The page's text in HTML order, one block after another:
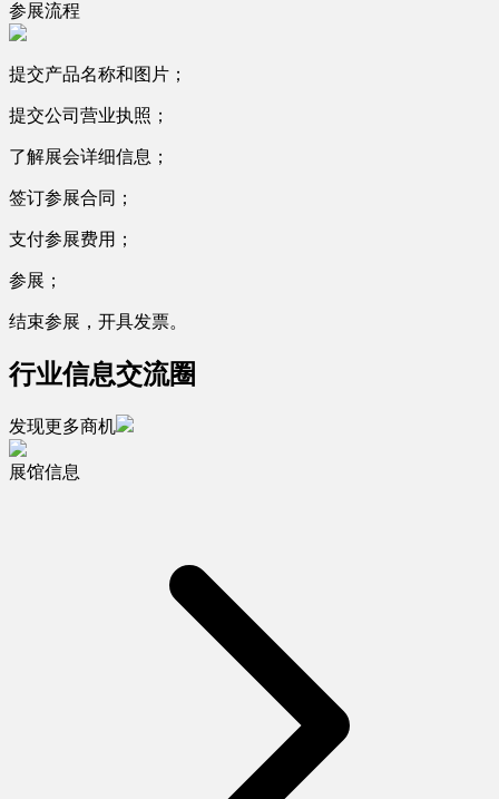
参展流程
提交产品名称和图片；
提交公司营业执照；
了解展会详细信息；
签订参展合同；
支付参展费用；
参展；
结束参展，开具发票。
行业信息交流圈
发现更多商机
展馆信息